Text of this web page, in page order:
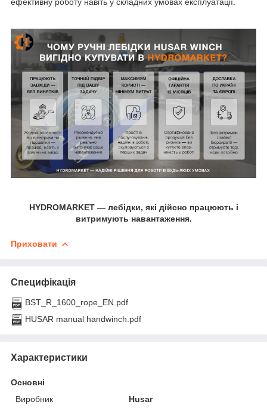
HYDROMARKET — лебідки, які дійсно працюють і
витримують навантаження.
Приховати
Специфікація
BST_R_1600_rope_EN.pdf
HUSAR manual handwinch.pdf
Характеристики
Основні
Виробник
Husar